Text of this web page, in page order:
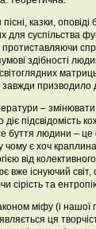
казки,
для суспільства
здібності
завжди призводило
–
підсвідомість
буття людини – це
чому є хоч
від
існуючий світ,
сірість та
міфу (і
ця